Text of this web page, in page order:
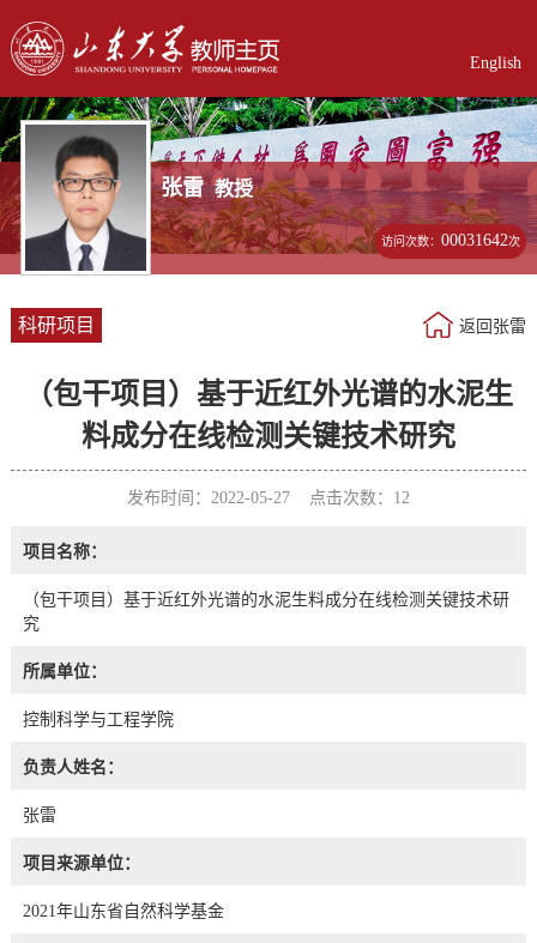
English
张雷 教授
访问次数：00031642次
科研项目 返回张雷
（包干项目）基于近红外光谱的水泥生
料成分在线检测关键技术研究
发布时间：2022-05-27 点击次数： 12
项目名称：
（包干项目）基于近红外光谱的水泥生料成分在线检测关键技术研
究
所属单位：
控制科学与工程学院
负责人姓名：
张雷
项目来源单位：
2021年山东省自然科学基金